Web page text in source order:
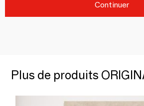
Continuer
Plus de produits